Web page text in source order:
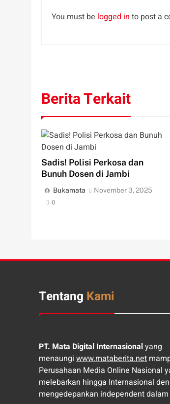
You must be logged in to post a
Berita Terkait
Sadis! Polisi Perkosa dan
Bunuh Dosen di Jambi
Bukamata November 3, 2025
0
Tentang Kami
PT. Mata Digital Internasionalyang
menaungi www.mataberita.net
Perusahaan Media Online Nasional
melebarkan hingga Internasional
mengedepankan independent